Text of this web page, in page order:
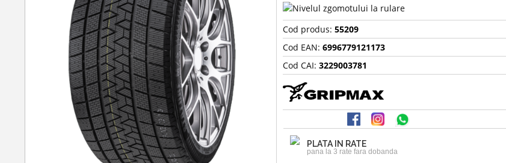
Cod produs:55209
Cod EAN:6996779121173
Cod CAI:3229003781
PLATA IN RATE
pana la 3 rate fara dobanda